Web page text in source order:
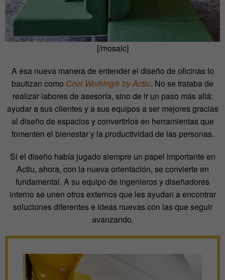
[/mosaic]
A esa nueva manera de entender el diseño de oficinas lo
bautizan como Cool Working® by Actiu. No se trataba de
realizar labores de asesoría, sino de ir un paso más allá:
ayudar a sus clientes y a sus equipos a ser mejores gracias
al diseño de espacios y convertirlos en herramientas que
fomenten el bienestar y la productividad de las personas.
Si el diseño había jugado siempre un papel importante en
Actiu, ahora, con la nueva orientación, se convierte en
fundamental. A su equipo de ingenieros y diseñadores
interno se unen otros externos que les ayudan a encontrar
soluciones diferentes e ideas nuevas con las que seguir
avanzando.